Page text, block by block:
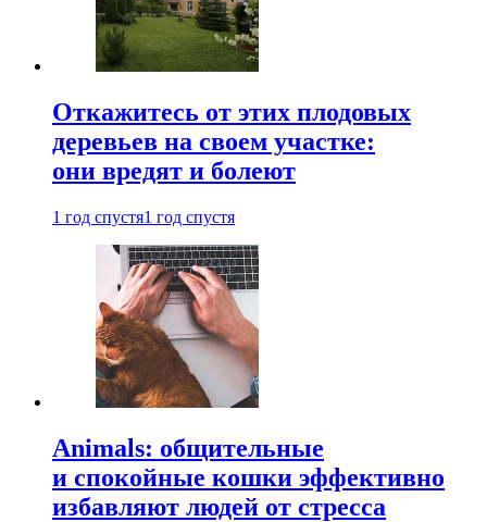
Откажитесь от этих плодовых
деревьев на своем участке:
они вредят и болеют
1 год спустя1 год спустя
Animals: общительные
и спокойные кошки эффективно
избавляют людей от стресса